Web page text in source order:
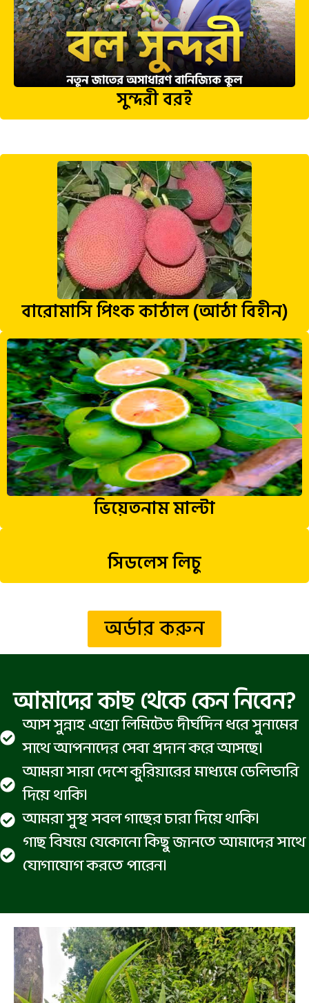
সুন্দরী বরই
বারোমাসি পিংক কাঠাল (আঠা বিহীন)
ভিয়েতনাম মাল্টা
সিডলেস লিচু
অর্ডার করুন
আমাদের কাছ থেকে কেন নিবেন?
আস সুন্নাহ এগ্রো লিমিটেড দীর্ঘদিন ধরে সুনামের
সাথে আপনাদের সেবা প্রদান করে আসছে।
আমরা সারা দেশে কুরিয়ারের মাধ্যমে ডেলিভারি
দিয়ে থাকি।
আমরা সুস্থ সবল গাছের চারা দিয়ে থাকি।
গাছ বিষয়ে যেকোনো কিছু জানতে আমাদের সাথে
যোগাযোগ করতে পারেন।